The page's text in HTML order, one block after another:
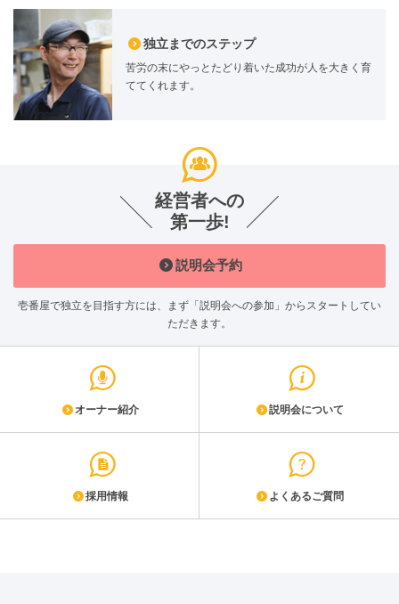
独立までのステップ
苦労の末にやっとたどり着いた成功が人を大きく育
ててくれます。
経営者への
第一歩!
説明会予約
壱番屋で独立を目指す方には、まず「説明会への参加」からスタートしてい
ただきます。
オーナー紹介 説明会について
採用情報 よくあるご質問